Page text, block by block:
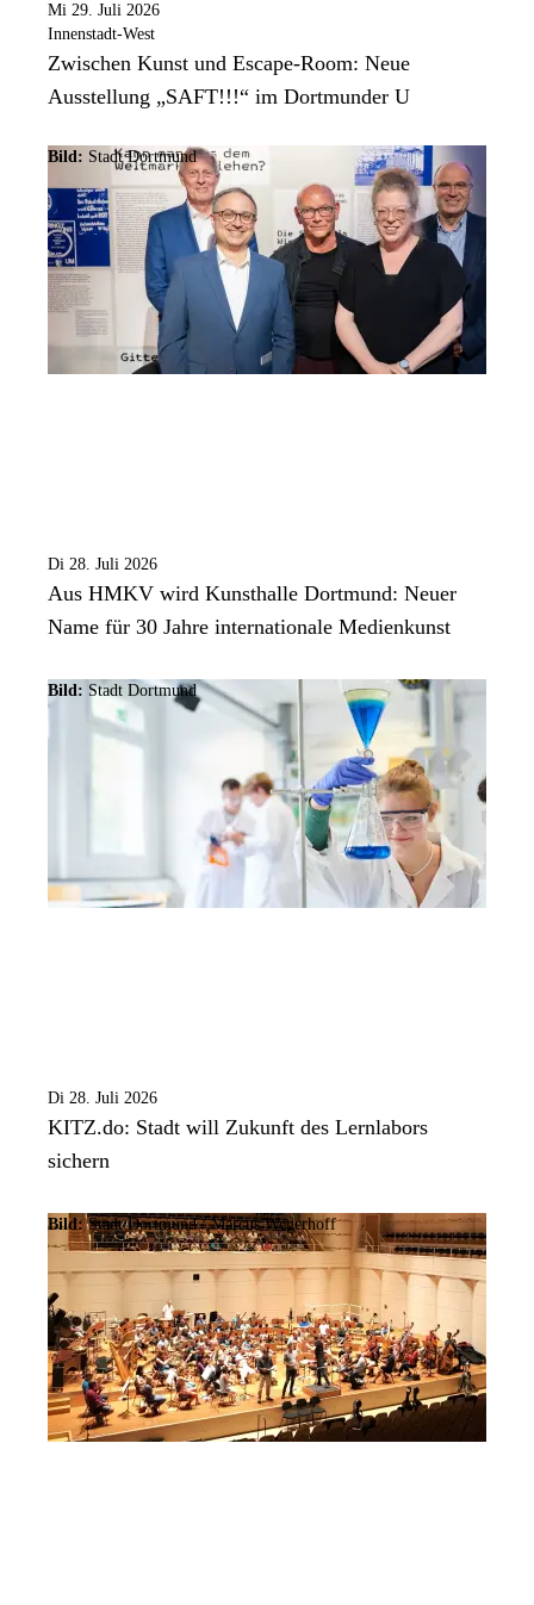
Mi 29. Juli 2026
Innenstadt-West
Zwischen Kunst und Escape-Room: Neue
Ausstellung „SAFT!!!“ im Dortmunder U
Bild: Stadt Dortmund
Di 28. Juli 2026
Aus HMKV wird Kunsthalle Dortmund: Neuer
Name für 30 Jahre internationale Medienkunst
Bild: Stadt Dortmund
Di 28. Juli 2026
KITZ.do: Stadt will Zukunft des Lernlabors
sichern
Bild: Stadt Dortmund / Marcus Wegerhoff